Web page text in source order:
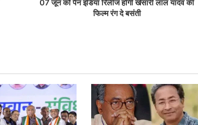
07 जून को पैन इंडिया रिलीज होगी खेसारी लाल यादव की
फिल्म रंग दे बसंती